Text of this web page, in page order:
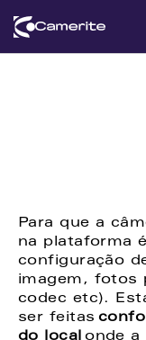
Para que a
na plataforma
configuração
imagem, fotos
codec etc).
ser feitas
do local onde a